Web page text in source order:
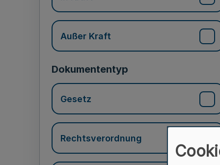
Außer Kraft
Dokumententyp
Gesetz
Rechtsverordnung